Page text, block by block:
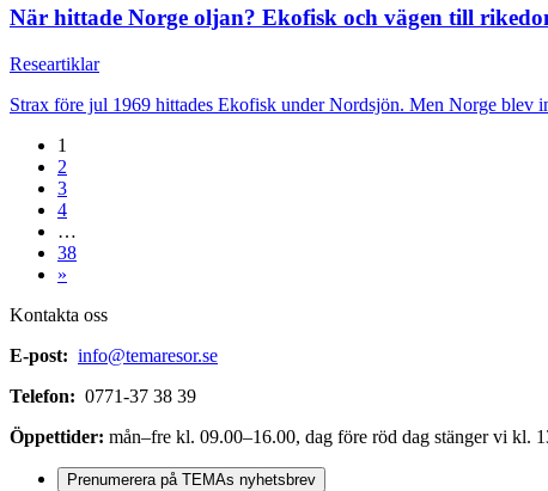
När hittade Norge oljan? Ekofisk och vägen till
Researtiklar
Strax före jul 1969 hittades Ekofisk under Nordsjön. Men Norge blev
1
2
3
4
…
38
»
Kontakta oss
E-post: info@temaresor.se
Telefon: 0771-37 38 39
Öppettider: mån–fre kl. 09.00–16.00, dag före röd dag stänger vi kl.
Prenumerera på TEMAs nyhetsbrev